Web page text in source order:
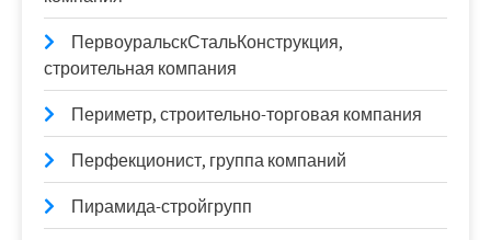
ПервоуральскСтальКонструкция,
строительная компания
Периметр, строительно-торговая компания
Перфекционист, группа компаний
Пирамида-стройгрупп